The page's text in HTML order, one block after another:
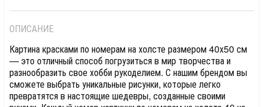
ОПИСАНИЕ
Картина красками по номерам на холсте размером 40х50 см
— это отличный способ погрузиться в мир творчества и
разнообразить свое хобби рукоделием. С нашим брендом вы
сможете выбрать уникальные рисунки, которые легко
превратятся в настоящие шедевры, созданные своими